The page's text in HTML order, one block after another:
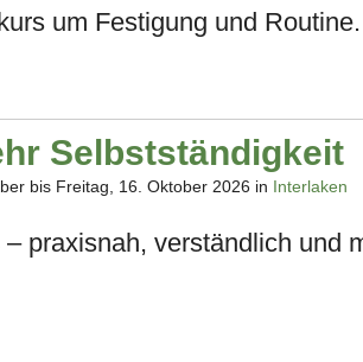
um Festigung und Routine.
Selbstständigkeit
bis Freitag, 16. Oktober 2026 in Interlaken
praxisnah, verständlich und